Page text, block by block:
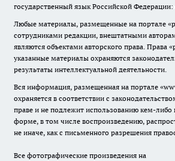
государственный язык Российской Федерации:
Любые материалы, размещенные на портале «
сотрудниками редакции, внештатными
являются объектами авторского права. Права «
указанные материалы охраняются
результаты интеллектуальной деятельности.
Вся информация, размещенная на портале «
охраняется в соответствии с
праве и не подлежит использованию кем-либо
форме, в том числе воспроизведению,
не иначе, как с письменного разрешения
Все фотографические произведения на